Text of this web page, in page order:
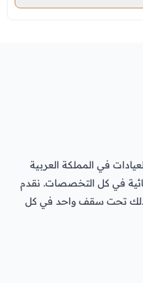
في المملكة العربية
في كل التخصصات. نقدم
تحت سقف واحد في كل